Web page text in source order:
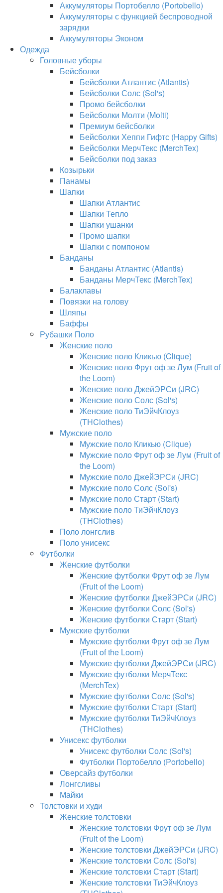
Аккумуляторы Портобелло (Portobello)
Аккумуляторы с функцией беспроводной
зарядки
Аккумуляторы Эконом
Одежда
Головные уборы
Бейсболки
Бейсболки Атлантис (Atlantis)
Бейсболки Солс (Sol's)
Промо бейсболки
Бейсболки Молти (Molti)
Премиум бейсболки
Бейсболки Хеппи Гифтс (Happy Gifts)
Бейсболки МерчТекс (MerchTex)
Бейсболки под заказ
Козырьки
Панамы
Шапки
Шапки Атлантис
Шапки Тепло
Шапки ушанки
Промо шапки
Шапки с помпоном
Банданы
Банданы Атлантис (Atlantis)
Банданы МерчТекс (MerchTex)
Балаклавы
Повязки на голову
Шляпы
Баффы
Рубашки Поло
Женские поло
Женские поло Кликью (Clique)
Женские поло Фрут оф зе Лум (Fruit of
the Loom)
Женские поло ДжейЭРСи (JRC)
Женские поло Солс (Sol's)
Женские поло ТиЭйчКлоуз
(THClothes)
Мужские поло
Мужские поло Кликью (Clique)
Мужские поло Фрут оф зе Лум (Fruit of
the Loom)
Мужские поло ДжейЭРСи (JRC)
Мужские поло Солс (Sol's)
Мужские поло Старт (Start)
Мужские поло ТиЭйчКлоуз
(THClothes)
Поло лонгслив
Поло унисекс
Футболки
Женские футболки
Женские футболки Фрут оф зе Лум
(Fruit of the Loom)
Женские футболки ДжейЭРСи (JRC)
Женские футболки Солс (Sol's)
Женские футболки Старт (Start)
Мужские футболки
Мужские футболки Фрут оф зе Лум
(Fruit of the Loom)
Мужские футболки ДжейЭРСи (JRC)
Мужские футболки МерчТекс
(MerchTex)
Мужские футболки Солс (Sol's)
Мужские футболки Старт (Start)
Мужские футболки ТиЭйчКлоуз
(THClothes)
Унисекс футболки
Унисекс футболки Солс (Sol's)
Футболки Портобелло (Portobello)
Оверсайз футболки
Лонгсливы
Майки
Толстовки и худи
Женские толстовки
Женские толстовки Фрут оф зе Лум
(Fruit of the Loom)
Женские толстовки ДжейЭРСи (JRC)
Женские толстовки Солс (Sol's)
Женские толстовки Старт (Start)
Женские толстовки ТиЭйчКлоуз